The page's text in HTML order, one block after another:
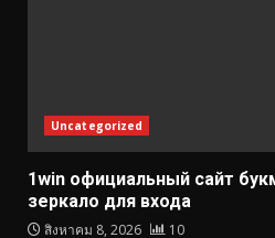
Uncategorized
1win официальный сайт
зеркало для входа
สิงหาคม 8, 2026 10